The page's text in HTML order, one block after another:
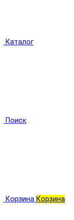
Каталог
Поиск
Корзина Корзина